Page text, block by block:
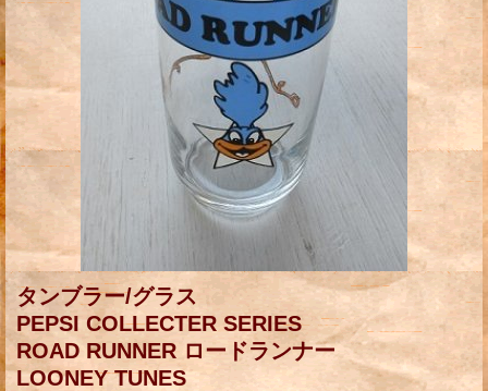
タンブラー/グラス
PEPSI COLLECTER SERIES
ROAD RUNNER ロードランナー
LOONEY TUNES